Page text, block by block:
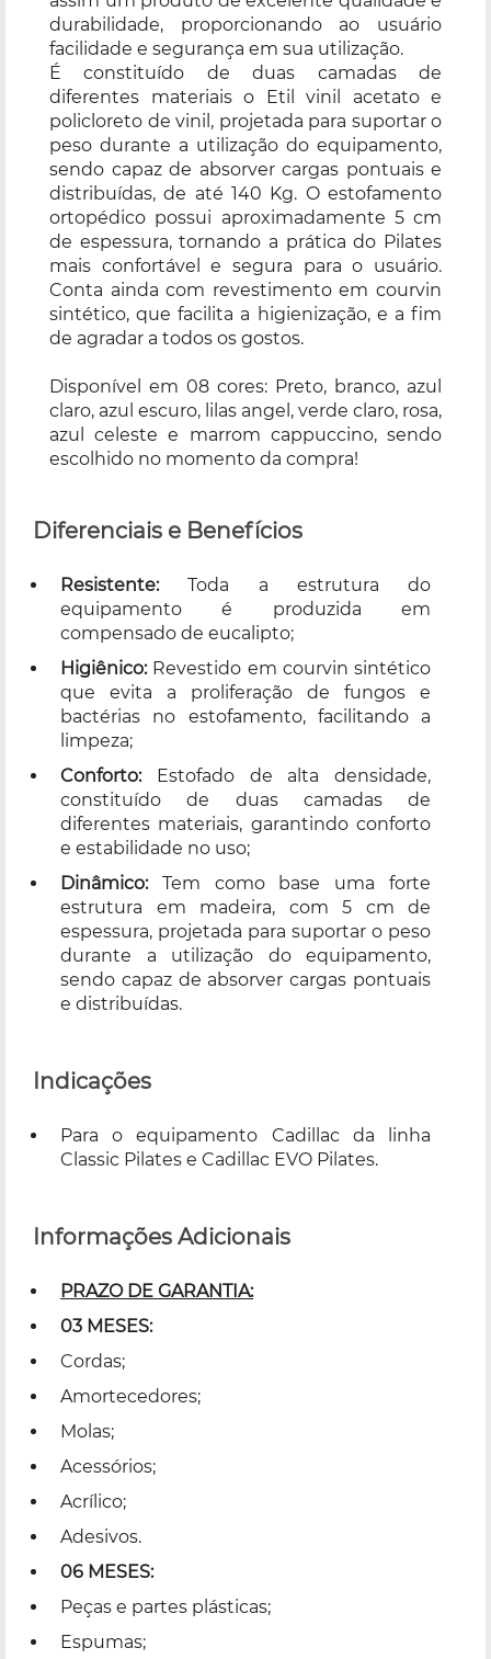
durabilidade, proporcionando ao usuário
facilidade e segurança em sua utilização.
É constituído de duas camadas de
diferentes materiais o Etil vinil acetato e
policloreto de vinil, projetada para suportar o
peso durante a utilização do equipamento,
sendo capaz de absorver cargas pontuais e
distribuídas, de até 140 Kg. O estofamento
ortopédico possui aproximadamente 5 cm
de espessura, tornando a prática do Pilates
mais confortável e segura para o usuário.
Conta ainda com revestimento em courvin
sintético, que facilita a higienização, e a fim
de agradar a todos os gostos.
Disponível em 08 cores: Preto, branco, azul
claro, azul escuro, lilas angel, verde claro, rosa,
azul celeste e marrom cappuccino, sendo
escolhido no momento da compra!
Diferenciais e Benefícios
Resistente:Toda a estrutura do
equipamento é produzida em
compensado de eucalipto;
Higiênico:Revestido em courvin sintético
que evita a proliferação de fungos e
bactérias no estofamento, facilitando a
limpeza;
Conforto:Estofado de alta densidade,
constituído de duas camadas de
diferentes materiais, garantindo conforto
e estabilidade no uso;
Dinâmico:Tem como base uma forte
estrutura em madeira, com 5 cm de
espessura, projetada para suportar o peso
durante a utilização do equipamento,
sendo capaz de absorver cargas pontuais
e distribuídas.
Indicações
Para o equipamento Cadillac da linha
Classic Pilates e Cadillac EVO Pilates.
Informações Adicionais
PRAZO DE GARANTIA:
03 MESES:
Cordas;
Amortecedores;
Molas;
Acessórios;
Acrílico;
Adesivos.
06 MESES:
Peças e partes plásticas;
Espumas;